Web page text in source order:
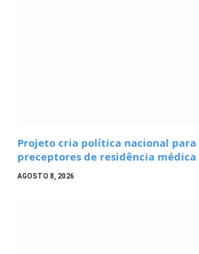
Projeto cria política nacional
preceptores de residência médica
AGOSTO 8, 2026